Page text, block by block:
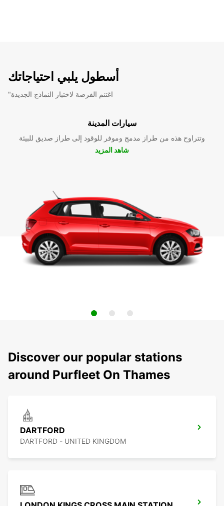
أسطول يلبي احتياجاتك
"اغتنم الفرصة لاختبار النماذج الجديدة
سيارات المدينة
وتتراوح هذه من طراز مدمج وموفر للوقود إلى طراز صديق للبيئة
شاهد المزيد
Discover our popular stations
around Purfleet On Thames
DARTFORD
DARTFORD - UNITED KINGDOM